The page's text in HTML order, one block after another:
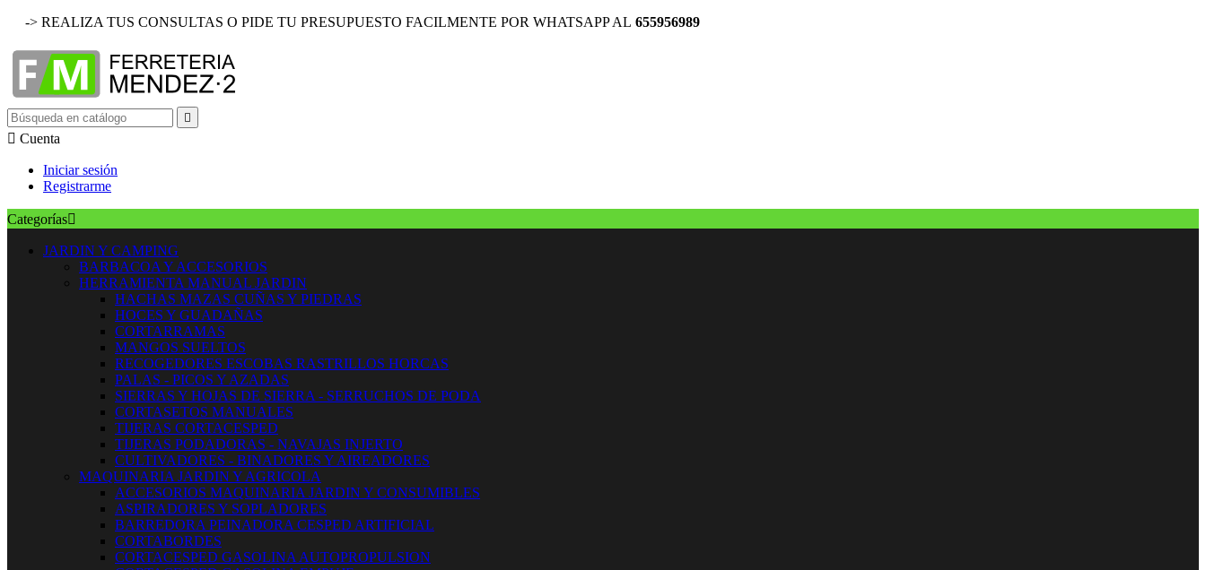
-> REALIZA TUS CONSULTAS O PIDE TU PRESUPUESTO FACILMENTE POR WHATSAPP AL 655956989

 Cuenta
Iniciar sesión
Registrarme
Categorías
JARDIN Y CAMPING
BARBACOA Y ACCESORIOS
HERRAMIENTA MANUAL JARDIN
HACHAS MAZAS CUÑAS Y PIEDRAS
HOCES Y GUADAÑAS
CORTARRAMAS
MANGOS SUELTOS
RECOGEDORES ESCOBAS RASTRILLOS HORCAS
PALAS - PICOS Y AZADAS
SIERRAS Y HOJAS DE SIERRA - SERRUCHOS DE PODA
CORTASETOS MANUALES
TIJERAS CORTACESPED
TIJERAS PODADORAS - NAVAJAS INJERTO
CULTIVADORES - BINADORES Y AIREADORES
MAQUINARIA JARDIN Y AGRICOLA
ACCESORIOS MAQUINARIA JARDIN Y CONSUMIBLES
ASPIRADORES Y SOPLADORES
BARREDORA PEINADORA CESPED ARTIFICIAL
CORTABORDES
CORTACESPED GASOLINA AUTOPROPULSION